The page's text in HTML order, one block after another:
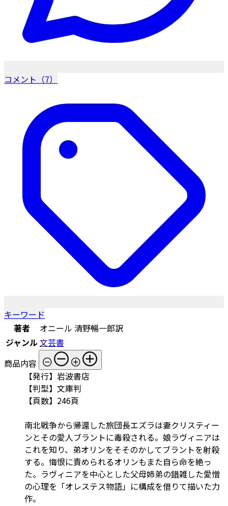
コメント（7）
キーワード
著者
オニール 清野暢一郎訳
ジャンル文芸書
商品内容
【発行】岩波書店
【判型】文庫判
【頁数】246頁
南北戦争から帰還した旅団長エズラは妻クリスティー
ンとその愛人ブラントに毒殺される。娘ラヴィニアは
これを知り、弟オリンをそそのかしてブラントを射殺
する。悔恨に責められるオリンもまた自ら命を絶っ
た。ラヴィニアを中心とした父母姉弟の錯雑した愛憎
の心理を「オレステス物語」に構成を借りて描いた力
作。